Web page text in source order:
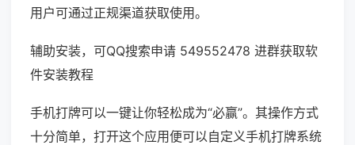
用户可通过正规渠道获取使用。
辅助安装，可QQ搜索申请 549552478 进群获取软
件安装教程
手机打牌可以一键让你轻松成为“必赢”。其操作方式
十分简单，打开这个应用便可以自定义手机打牌系统